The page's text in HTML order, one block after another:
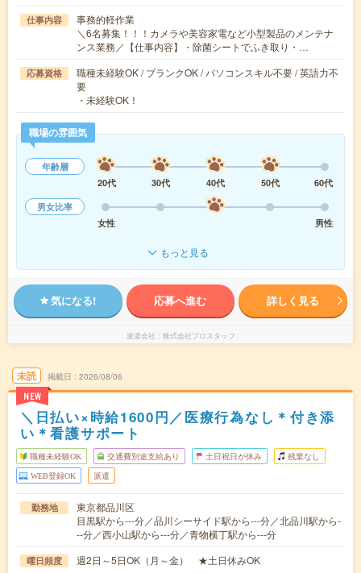
仕事内容
事務的軽作業
＼6名募集！！！カメラや美容家電など小型製品のメンテナ
ンス業務／【仕事内容】・除菌シートでふき取り・…
応募資格
職種未経験OK / ブランクOK / パソコンスキル不要 / 英語力不
要
・未経験OK！
職場の雰囲気
年齢層
20代
30代 40代 50代
60代
男女比率
女性
男性
もっと見る
気になる! 応募へ進む 詳しく見る
派遣会社 株式会社プロスタッフ
未読
NEW
掲載日 2026/08/06
＼日払い×時給1600円／医療行為なし＊付き添
い＊看護サポート
職種未経験OK 交通費別途支給あり 土日祝日が休み 残業なし
WEB登録OK 派遣
勤務地
東京都品川区
目黒駅から---分／品川シーサイド駅から---分／北品川駅から-
--分／西小山駅から---分／青物横丁駅から---分
曜日頻度 週2日～5日OK（月～金） ★土日休みOK